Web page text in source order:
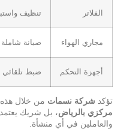
الفلاتر تنظيف
مجاري الهواء صيانة
أجهزة التحكم ضبط تلقائي
تؤكد شركة نسمات من خلال
مركزي بالرياض، بل شريك
والعاملين في أي منشأة.